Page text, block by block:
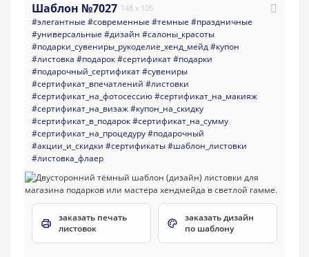
Шаблон №7027 148 x 105
#элегантные #современные #темные #праздничные
#универсальные #дизайн #салоны_красоты
#подарки_сувениры_рукоделие_хенд_мейд#купон
#листовка #подарок#сертификат#подарки
#подарочный_сертификат#сувениры
#сертификат_впечатлений #листовки
#сертификат_на_фотосессию#сертификат_на_макияж
#сертификат_на_визаж#купон_на_скидку
#сертификат_в_подарок#сертификат_на_сумму
#сертификат_на_процедуру#подарочный
#акции_и_скидки #сертификаты#шаблон_листовки
#листовка_флаер
заказать печать
листовок
заказать дизайн
по шаблону